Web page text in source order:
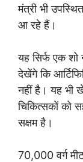
मंत्री भी
आ रहे हैं।
यह सिर्फ एक शो
देखेंगे कि
नहीं है। यह भी
चिकित्सकों को
सक्षम है।
70,000 वर्ग